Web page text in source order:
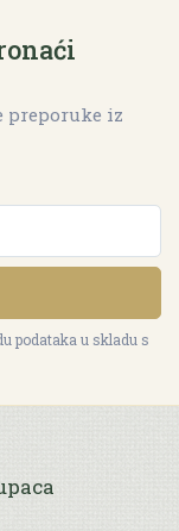
preporuke iz
podataka u skladu s